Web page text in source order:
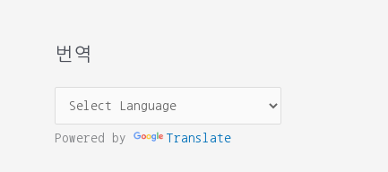
번역
Powered by Translate